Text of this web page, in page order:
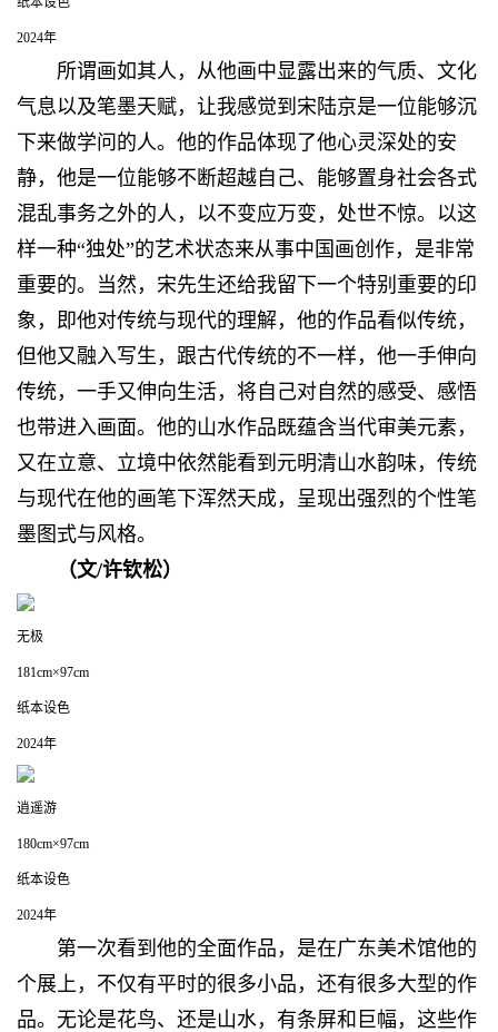
2024年
所谓画如其人，从他画中显露出来的气质、文化
气息以及笔墨天赋，让我感觉到宋陆京是一位能够沉
下来做学问的人。他的作品体现了他心灵深处的安
静，他是一位能够不断超越自己、能够置身社会各式
混乱事务之外的人，以不变应万变，处世不惊。以这
样一种“独处”的艺术状态来从事中国画创作，是非常
重要的。当然，宋先生还给我留下一个特别重要的印
象，即他对传统与现代的理解，他的作品看似传统，
但他又融入写生，跟古代传统的不一样，他一手伸向
传统，一手又伸向生活，将自己对自然的感受、感悟
也带进入画面。他的山水作品既蕴含当代审美元素，
又在立意、立境中依然能看到元明清山水韵味，传统
与现代在他的画笔下浑然天成，呈现出强烈的个性笔
墨图式与风格。
（文/许钦松）
无极
181cm×97cm
纸本设色
2024年
逍遥游
180cm×97cm
纸本设色
2024年
第一次看到他的全面作品，是在广东美术馆他的
个展上，不仅有平时的很多小品，还有很多大型的作
品。无论是花鸟、还是山水，有条屏和巨幅，这些作